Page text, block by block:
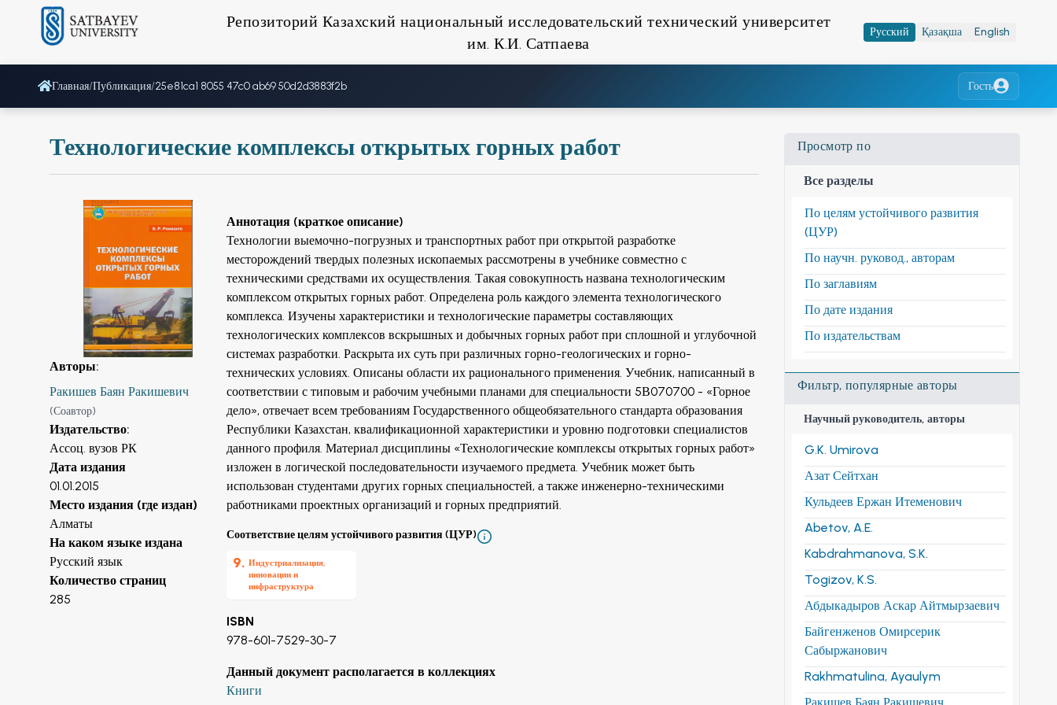
Репозиторий Казахский национальный исследовательский технический университет
им. К.И. Сатпаева
Русский Қазақша English
Главная/Публикация/25e81ca1 8055 47c0 ab69 50d2d3883f2b Гость
Технологические комплексы открытых горных работ
Авторы:
Ракишев Баян Ракишевич
(Соавтор)
Издательство:
Ассоц. вузов РК
Дата издания
01.01.2015
Место издания (где издан)
Алматы
На каком языке издана
Русский язык
Количество страниц
285
Аннотация (краткое описание)
Технологии выемочно-погрузных и транспортных работ при открытой разработке
месторождений твердых полезных ископаемых рассмотрены в учебнике совместно с
техническими средствами их осуществления. Такая совокупность названа технологическим
комплексом открытых горных работ. Определена роль каждого элемента технологического
комплекса. Изучены характеристики и технологические параметры составляющих
технологических комплексов вскрышных и добычных горных работ при сплошной и углубочной
системах разработки. Раскрыта их суть при различных горно-геологических и горно-
технических условиях. Описаны области их рационального применения. Учебник, написанный в
соответствии с типовым и рабочим учебными планами для специальности 5В070700 - «Горное
дело», отвечает всем требованиям Государственного общеобязательного стандарта образования
Республики Казахстан, квалификационной характеристики и уровню подготовки специалистов
данного профиля. Материал дисциплины «Технологические комплексы открытых горных работ»
изложен в логической последовательности изучаемого предмета. Учебник может быть
использован студентами других горных специальностей, а также инженерно-техническими
работниками проектных организаций и горных предприятий.
Соответствие целям устойчивого развития (ЦУР)
9.Индустриализация,
инновации и
инфраструктура
ISBN
978-601-7529-30-7
Данный документ располагается в коллекциях
Книги
Просмотр по
Все разделы
По целям устойчивого развития
(ЦУР)
По научн. руковод., авторам
По заглавиям
По дате издания
По издательствам
Фильтр, популярные авторы
Научный руководитель, авторы
G.K. Umirova
Азат Сейтхан
Кульдеев Ержан Итеменович
Abetov, A.E.
Kabdrahmanova, S.K.
Togizov, K.S.
Абдыкадыров Аскар Айтмырзаевич
Байгенженов Омирсерик
Сабыржанович
Rakhmatulina, Ayaulym